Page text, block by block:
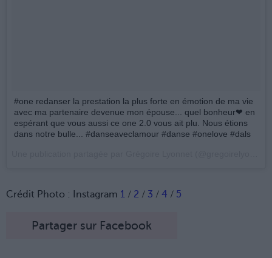
#one redanser la prestation la plus forte en émotion de ma vie
avec ma partenaire devenue mon épouse... quel bonheur❤ en
espérant que vous aussi ce one 2.0 vous ait plu. Nous étions
dans notre bulle... #danseaveclamour #danse #onelove #dals
Crédit Photo : Instagram 1 / 2 / 3 / 4 / 5
Partager sur Facebook